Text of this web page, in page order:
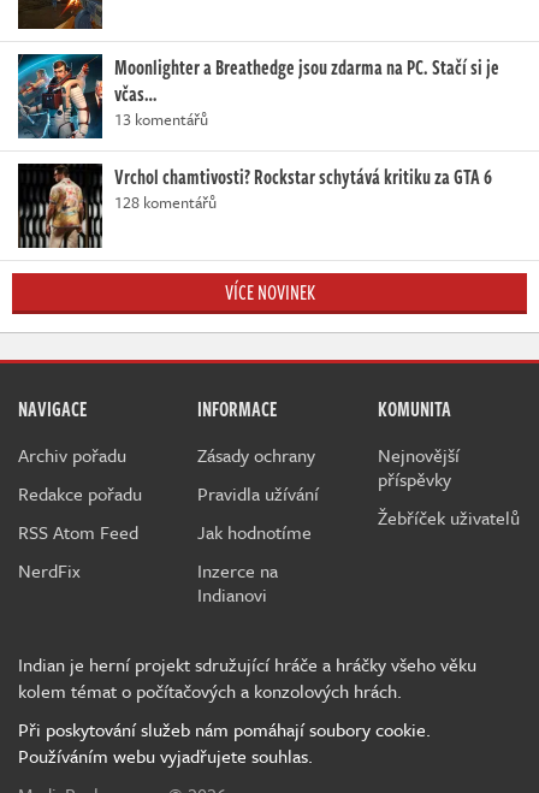
Moonlighter a Breathedge jsou zdarma na PC. Stačí si je
včas…
13 komentářů
Vrchol chamtivosti? Rockstar schytává kritiku za GTA 6
128 komentářů
VÍCE NOVINEK
NAVIGACE
Archiv pořadu
Redakce pořadu
RSS Atom Feed
NerdFix
INFORMACE
Zásady ochrany
Pravidla užívání
Jak hodnotíme
Inzerce na
Indianovi
KOMUNITA
Nejnovější
příspěvky
Žebříček uživatelů
Indian je herní projekt sdružující hráče a hráčky všeho věku
kolem témat o počítačových a konzolových hrách.
Při poskytování služeb nám pomáhají soubory cookie.
Používáním webu vyjadřujete souhlas.